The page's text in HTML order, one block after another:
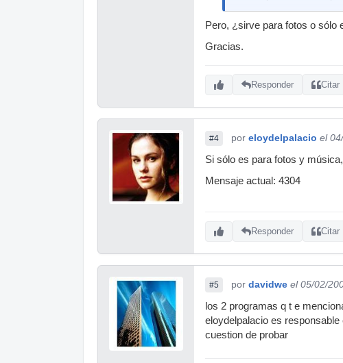
Pero, ¿sirve para fotos o sólo
Gracias.
Responder Citar
#4 por eloydelpalacio el
Si sólo es para fotos y
Mensaje actual: 4304
Responder Citar
#5 por davidwe el 05/02/
los 2 programas q t e
eloydelpalacio es
cuestion de probar